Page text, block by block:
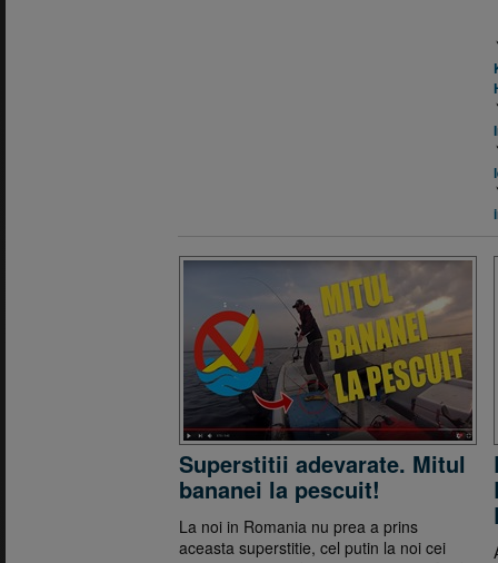
Superstitii adevarate. Mitul
bananei la pescuit!
La noi in Romania nu prea a prins
aceasta superstitie, cel putin la noi cei